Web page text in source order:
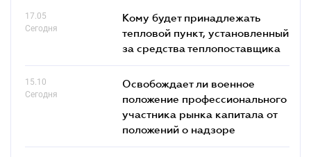
17.05
Сегодня
Кому будет принадлежать
тепловой пункт, установленный
за средства теплопоставщика
15.10
Сегодня
Освобождает ли военное
положение профессионального
участника рынка капитала от
положений о надзоре